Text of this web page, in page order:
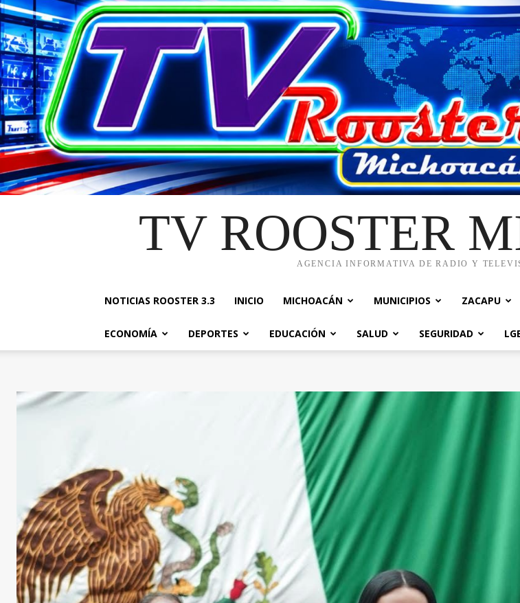
TV ROOSTER
AGENCIA INFORMATIVA DE RADIO Y
NOTICIAS ROOSTER 3.3 INICIO MICHOACÁN MUNICIPIOS ZACAPU
ECONOMÍA DEPORTES EDUCACIÓN SALUD SEGURIDAD